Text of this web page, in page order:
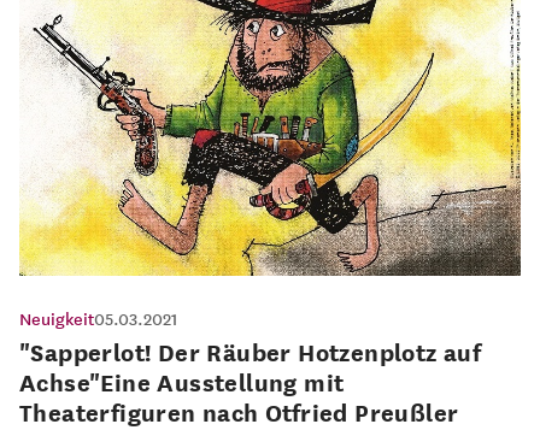
Neuigkeit05.03.2021
"Sapperlot! Der Räuber Hotzenplotz auf
Achse"Eine Ausstellung mit
Theaterfiguren nach Otfried Preußler